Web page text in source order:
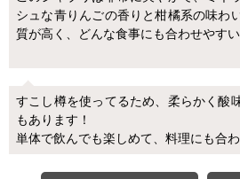
シュな青りんごの香りと柑橘系の味わ
質が高く、どんな食事にも合わせやす
すこし樽を使ってるため、柔らかく酸
もあります！
単体で飲んでも楽しめて、料理にも合わ